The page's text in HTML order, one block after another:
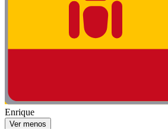
Enrique
Ver menos